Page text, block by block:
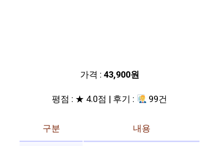
가격 :43,900원
평점 : ★ 4.0점 | 후기 :
99건
구분
내용